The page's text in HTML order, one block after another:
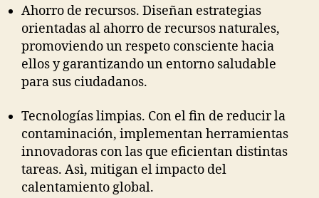
Ahorro de recursos. Diseñan estrategias
orientadas al ahorro de recursos naturales,
promoviendo un respeto consciente hacia
ellos y garantizando un entorno saludable
para sus ciudadanos.
Tecnologías limpias. Con el fin de reducir la
contaminación, implementan herramientas
innovadoras con las que eficientan distintas
tareas. Asì, mitigan el impacto del
calentamiento global.